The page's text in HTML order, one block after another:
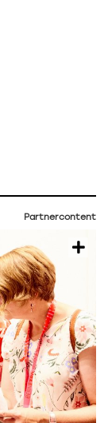
Partnercontent